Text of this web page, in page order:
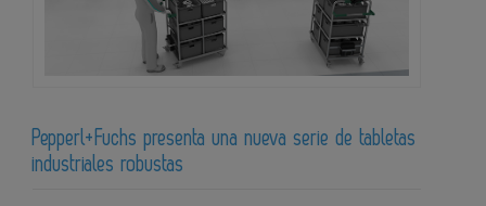
Pepperl+Fuchs presenta una nueva serie de tabletas
industriales robustas